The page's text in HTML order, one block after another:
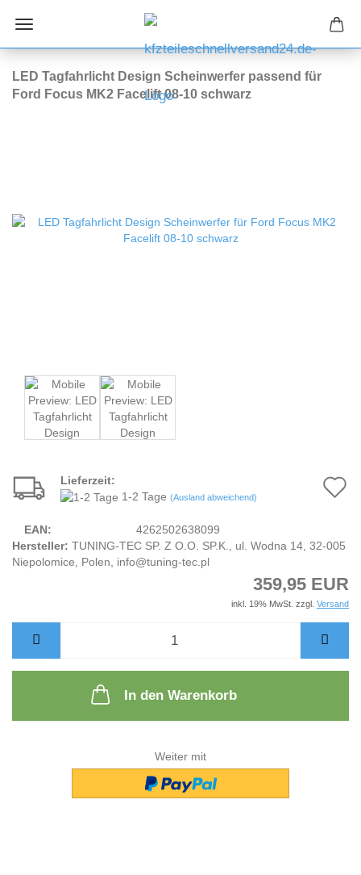
LED Tagfahrlicht Design Scheinwerfer passend für
Ford Focus MK2 Facelift 08-10 schwarz
Lieferzeit:
1-2 Tage (Ausland abweichend)
EAN:
4262502638099
Hersteller: TUNING-TEC SP. Z O.O. SP.K., ul. Wodna 14, 32-005
Niepolomice, Polen, info@tuning-tec.pl
359,95 EUR
inkl. 19% MwSt. zzgl. Versand
In den Warenkorb
Weiter mit